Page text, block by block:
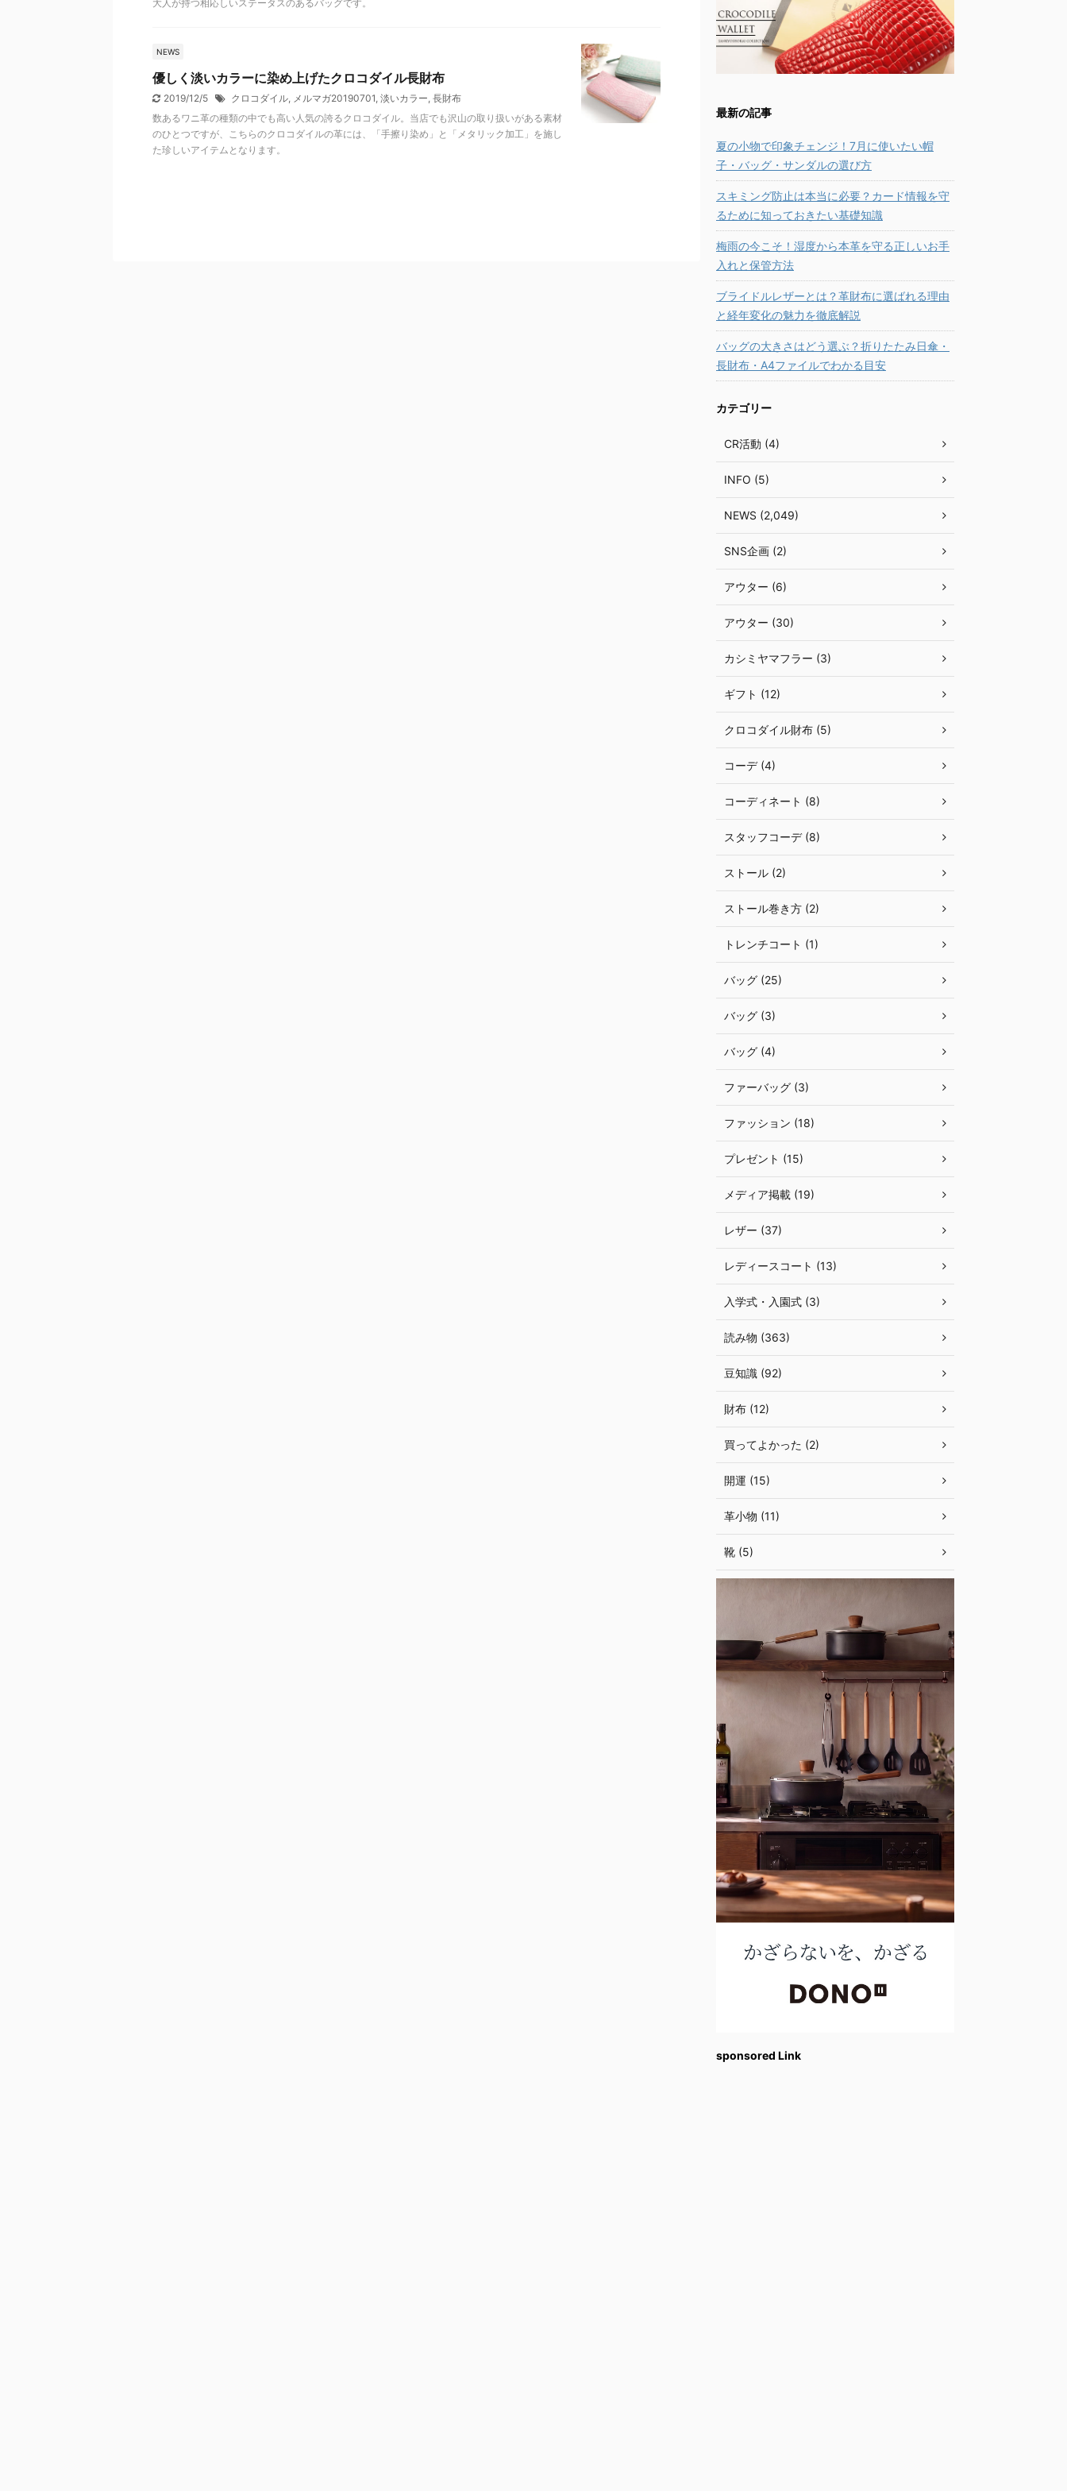
大人が持つ相応しいステータスのあるバッグです。
NEWS
優しく淡いカラーに染め上げたクロコダイル長財布
2019/12/5 クロコダイル, メルマガ20190701, 淡いカラー, 長財布
数あるワニ革の種類の中でも高い人気の誇るクロコダイル。当店でも沢山の取り扱いがある素材
のひとつですが、こちらのクロコダイルの革には、「手擦り染め」と「メタリック加工」を施し
た珍しいアイテムとなります。
最新の記事
夏の小物で印象チェンジ！7月に使いたい帽
子・バッグ・サンダルの選び方
スキミング防止は本当に必要？カード情報を守
るために知っておきたい基礎知識
梅雨の今こそ！湿度から本革を守る正しいお手
入れと保管方法
ブライドルレザーとは？革財布に選ばれる理由
と経年変化の魅力を徹底解説
バッグの大きさはどう選ぶ？折りたたみ日傘・
長財布・A4ファイルでわかる目安
カテゴリー
CR活動 (4)
INFO (5)
NEWS (2,049)
SNS企画 (2)
アウター (6)
アウター (30)
カシミヤマフラー (3)
ギフト (12)
クロコダイル財布 (5)
コーデ (4)
コーディネート (8)
スタッフコーデ (8)
ストール (2)
ストール巻き方 (2)
トレンチコート (1)
バッグ (25)
バッグ (3)
バッグ (4)
ファーバッグ (3)
ファッション (18)
プレゼント (15)
メディア掲載 (19)
レザー (37)
レディースコート (13)
入学式・入園式 (3)
読み物 (363)
豆知識 (92)
財布 (12)
買ってよかった (2)
開運 (15)
革小物 (11)
靴 (5)
sponsored Link